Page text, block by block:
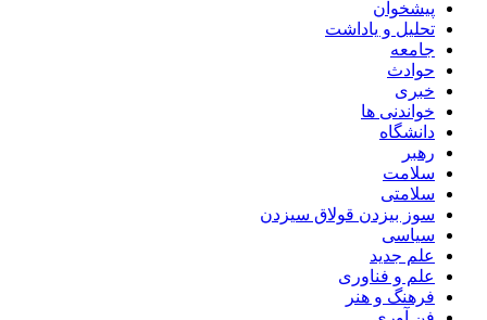
پیشخوان
تحلیل و یاداشت
جامعه
حوادث
خبری
خواندنی ها
دانشگاه
رهبر
سلامت
سلامتی
سوز بیزدن قولاق سیزدن
سیاسی
علم جدید
علم و فناوری
فرهنگ و هنر